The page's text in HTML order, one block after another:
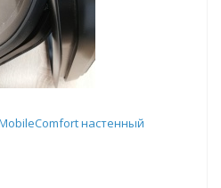
настенный